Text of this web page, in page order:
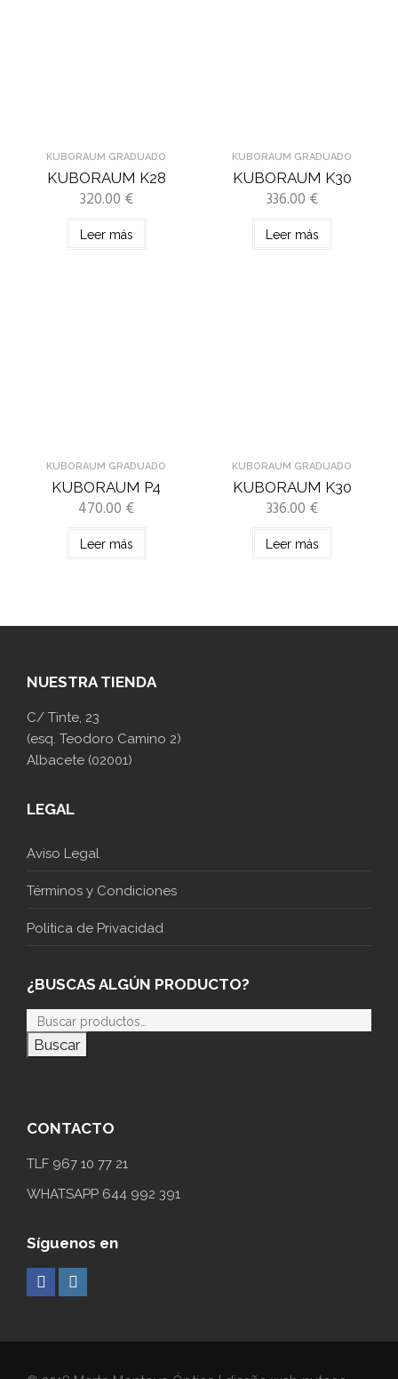
KUBORAUM GRADUADO
KUBORAUM K28
320.00 €
Leer más
KUBORAUM GRADUADO
KUBORAUM K30
336.00 €
Leer más
KUBORAUM GRADUADO
KUBORAUM P4
470.00 €
Leer más
KUBORAUM GRADUADO
KUBORAUM K30
336.00 €
Leer más
NUESTRA TIENDA
C/ Tinte, 23
(esq. Teodoro Camino 2)
Albacete (02001)
LEGAL
Aviso Legal
Términos y Condiciones
Politica de Privacidad
¿BUSCAS ALGÚN PRODUCTO?
Buscar
CONTACTO
TLF 967 10 77 21
WHATSAPP 644 992 391
Síguenos en